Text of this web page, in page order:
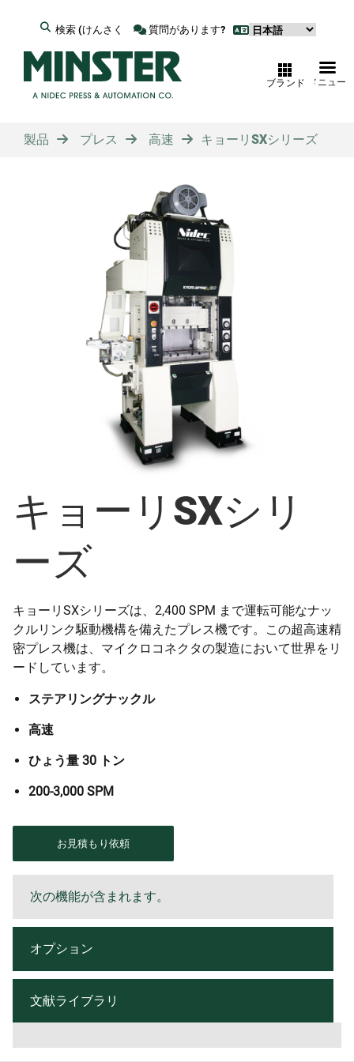
質問があります?
検索 (けんさく
メニュー
ブランド
製品 プレス 高速 キョーリSXシリーズ
キョーリSXシリ
ーズ
キョーリSXシリーズは、2,400 SPM まで運転可能なナッ
クルリンク駆動機構を備えたプレス機です。この超高速精
密プレス機は、マイクロコネクタの製造において世界をリ
ードしています。
ステアリングナックル
高速
ひょう量 30 トン
200-3,000 SPM
お見積もり依頼
次の機能が含まれます。
オプション
文献ライブラリ